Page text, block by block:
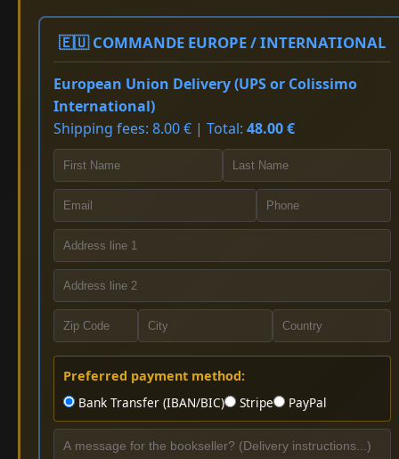
🇪🇺 COMMANDE EUROPE / INTERNATIONAL
European Union Delivery (UPS or Colissimo
International)
Shipping fees: 8.00 € | Total: 48.00 €
Preferred payment method:
Bank Transfer (IBAN/BIC)
Stripe PayPal